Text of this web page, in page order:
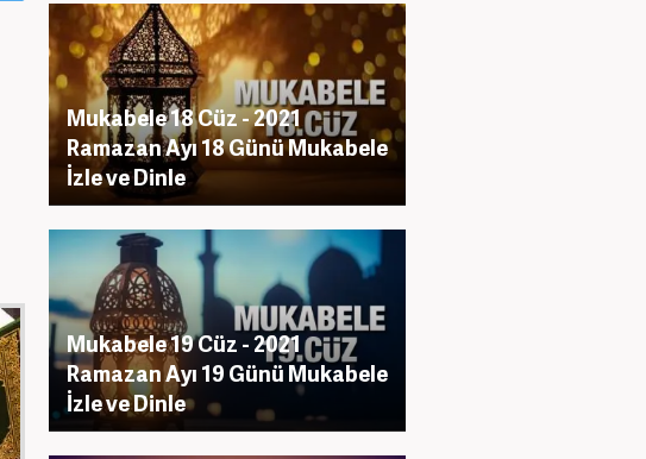
Mukabele 18 Cüz - 2021
Ramazan Ayı 18 Günü Mukabele
İzle ve Dinle
Mukabele 19 Cüz - 2021
Ramazan Ayı 19 Günü Mukabele
İzle ve Dinle